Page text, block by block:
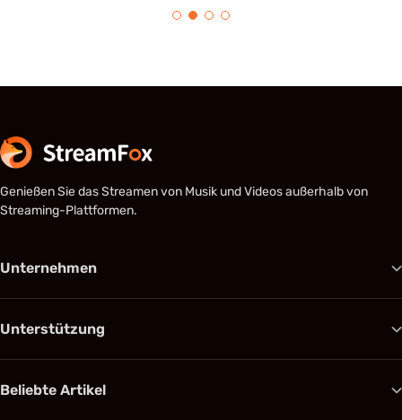
Genießen Sie das Streamen von Musik und Videos außerhalb von
Streaming-Plattformen.
Unternehmen
Unterstützung
Beliebte Artikel